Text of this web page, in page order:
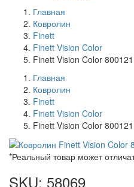
Главная
Ковролин
Finett
Finett Vision Color
Finett Vision Color 800121
Главная
Ковролин
Finett
Finett Vision Color
Finett Vision Color 800121
*Реальный товар может
SKU: 58069